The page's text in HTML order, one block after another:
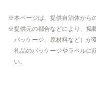
本ページは、提供自治体から
提供元の都合などにより、掲
パッケージ、原材料など）が
礼品のパッケージやラベルに
い。